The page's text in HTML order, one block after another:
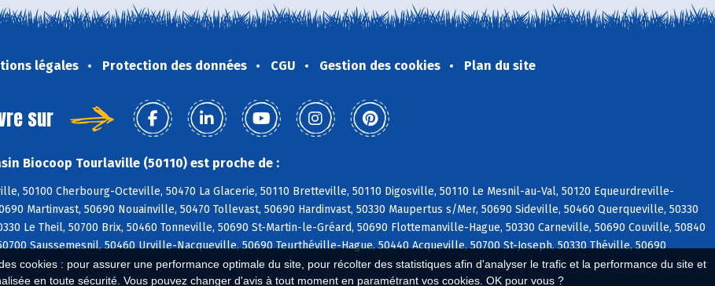
cookies : pour assurer une performance optimale du site, pour récolter des statistiques afin d'analyser le trafic et la performance du site et
en toute sécurité. Vous pouvez changer d'avis à tout moment en paramétrant vos cookies. OK pour vous ?
légales Protection des données CGU Gestion des cookies Plan du site
sur
Biocoop Tourlaville (50110) est proche de :
50100 Cherbourg-Octeville, 50470 La Glacerie, 50110 Bretteville, 50110 Digosville, 50110 Le Mesnil-au-Val, 50120 Equeurdreville-
Martinvast, 50690 Nouainville, 50470 Tollevast, 50690 Hardinvast, 50330 Maupertus s/Mer, 50690 Sideville, 50460 Querqueville, 50330
Le Theil, 50700 Brix, 50460 Tonneville, 50690 St-Martin-le-Gréard, 50690 Flottemanville-Hague, 50330 Carneville, 50690 Couville, 50840
Saussemesnil, 50460 Urville-Nacqueville, 50690 Teurthéville-Hague, 50440 Acqueville, 50700 St-Joseph, 50330 Théville, 50690